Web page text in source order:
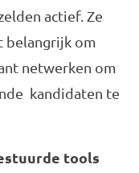
actief. Ze
belangrijk om
netwerken om
kandidaten te
tools